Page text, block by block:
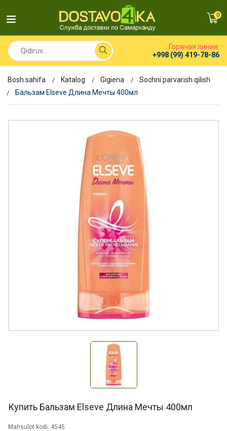
0
Горячая линия:
+998 (99) 419-78-86
Bosh sahifa Katalog Gigiena
Sochni parvarish qilish
Бальзам Elseve Длина Мечты 400мл
Купить Бальзам Elseve Длина Мечты 400мл
Mahsulot kodi: 4545